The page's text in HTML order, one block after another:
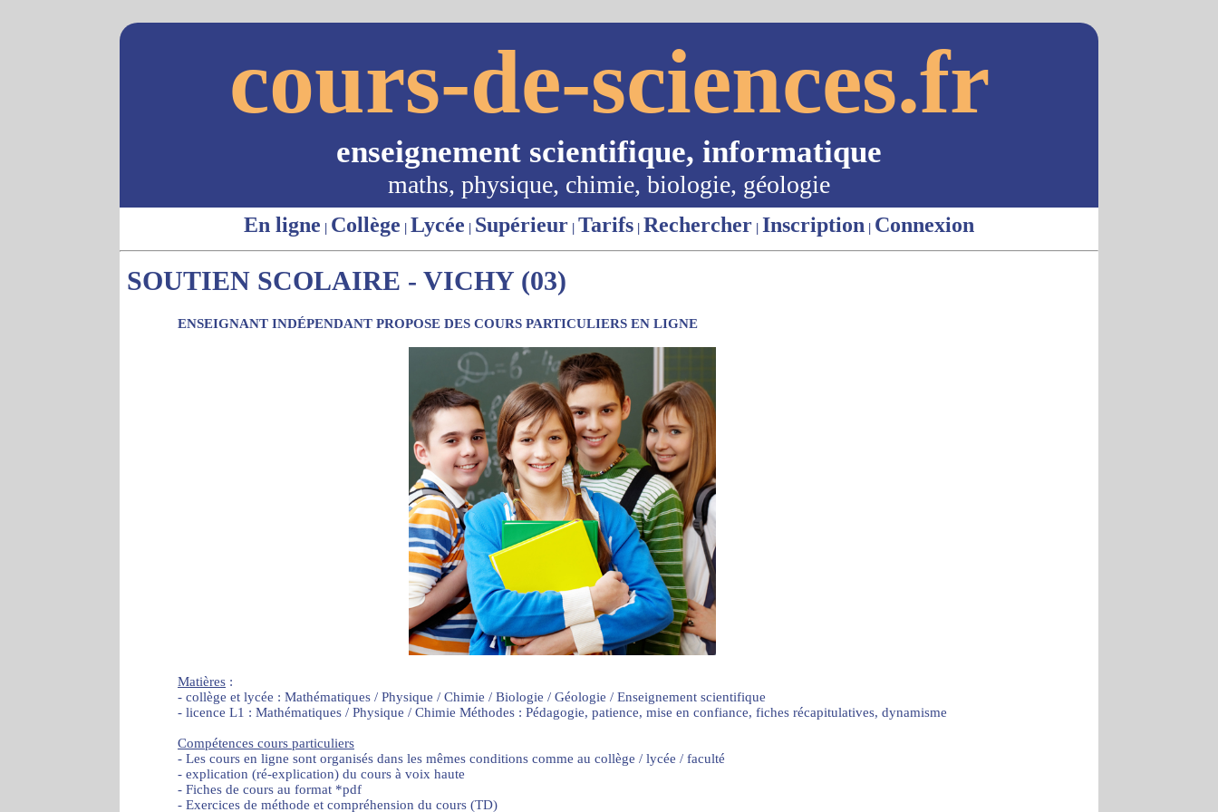
cours-de-sciences.fr
enseignement scientifique, informatique
maths, physique, chimie, biologie, géologie
En ligne | Collège | Lycée | Supérieur | Tarifs | Rechercher | Inscription | Connexion
SOUTIEN SCOLAIRE - VICHY (03)
ENSEIGNANT INDÉPENDANT PROPOSE DES COURS PARTICULIERS EN LIGNE
Matières :
- collège et lycée : Mathématiques / Physique / Chimie / Biologie / Géologie / Enseignement scientifique
- licence L1 : Mathématiques / Physique / Chimie Méthodes : Pédagogie, patience, mise en confiance, fiches récapitulatives, dynamisme
Compétences cours particuliers
- Les cours en ligne sont organisés dans les mêmes conditions comme au collège / lycée / faculté
- explication (ré-explication) du cours à voix haute
- Fiches de cours au format *pdf
- Exercices de méthode et compréhension du cours (TD)